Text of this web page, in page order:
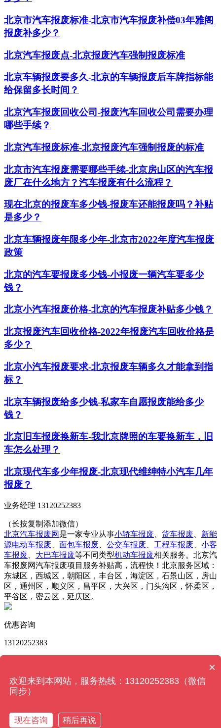
北京市汽车报废标准-北京市汽车报废补偿03年雅阁
报废补多少？
北京汽车报废点-北京报废汽车强制报废标准
北京车辆报废要多久-北京的车辆报废后车牌指标能
给保留多长时间？
北京汽车报废回收公司-报废汽车回收公司需要办理
哪些手续？
北京汽车报废标准-北京报废汽车强制报废的标准
北京市汽车报废需要哪些手续-北京房山区的汽车报
废厂在什么地方？汽车报废有什么流程？
现在北京的报废车多少钱-报废车还能报废吗？补贴
是多少？
北京车辆报废年限多少年-北京市2022年度汽车报废
政策
北京的汽车要报废多少钱-小报废一辆汽车要多少
钱？
北京小汽车报废价格-北京的汽车报废补贴多少钱？
北京报废汽车回收价格-2022年报废汽车回收价格是
多少？
北京小汽车报废要求-北京报废车辆多久才能拿到指
标？
北京车辆报废给多少钱-私家车自愿报废能给多少
钱？
北京旧车报废换新车-我北京牌照的车要换新车，旧
车怎么处理？
北京现代车多少年报废-北京现代维绅特小汽车几年
报废？
业务经理 13120252383
（长按复制添加微信）
北京汽车报废网 是一家专业从事小轿车报废 货车报废
新能
源电动车报废
面包车报废 公交车报废 工程车报废
小客
车报废
大巴车报废等不同类型机动车报废相关服务。北京汽
车报废网汽车报废项目服务补贴高，流程快！北京服务区域：
东城区，西城区，朝阳区，丰台区，海淀区，石景山区，房山
区，通州区，顺义区，昌平区，大兴区，门头沟区，怀柔区，
平谷区，密云区，延庆区。
优惠咨询
13120252383
关闭
×
欢迎来到本网站，服务热线：13120252383（微信
同步）
现在咨询 稍后再说